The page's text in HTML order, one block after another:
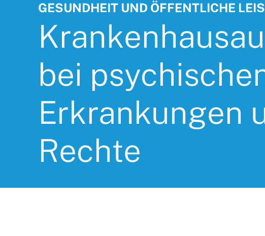
GESUNDHEIT UND ÖFFENTLICHE
bei
Erkrankungen
Rechte